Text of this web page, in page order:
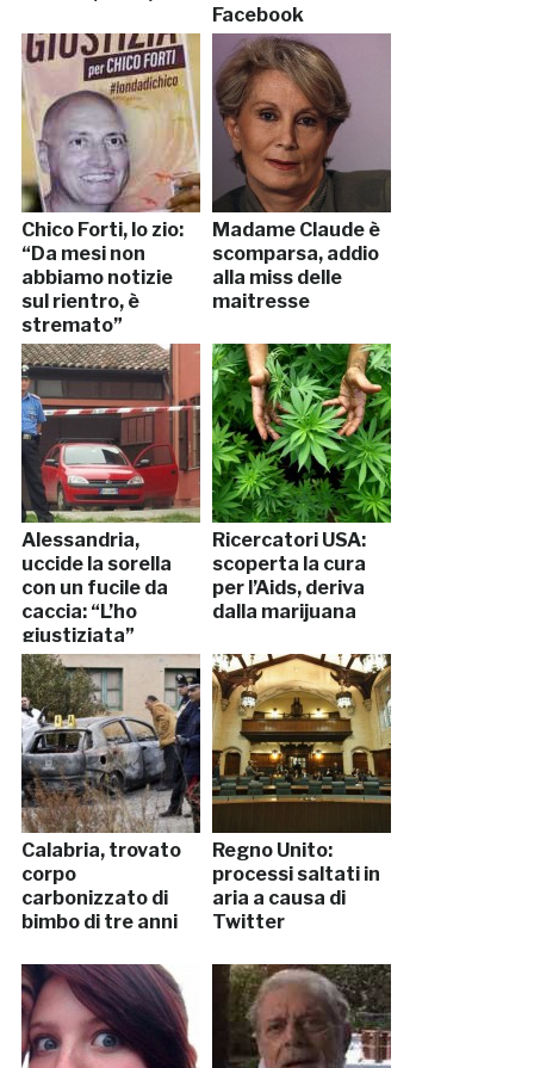
Facebook
Chico Forti, lo zio:
“Da mesi non
abbiamo notizie
sul rientro, è
stremato”
Madame Claude è
scomparsa, addio
alla miss delle
maitresse
Alessandria,
uccide la sorella
con un fucile da
caccia: “L’ho
giustiziata”
Ricercatori USA:
scoperta la cura
per l’Aids, deriva
dalla marijuana
Calabria, trovato
corpo
carbonizzato di
bimbo di tre anni
Regno Unito:
processi saltati in
aria a causa di
Twitter